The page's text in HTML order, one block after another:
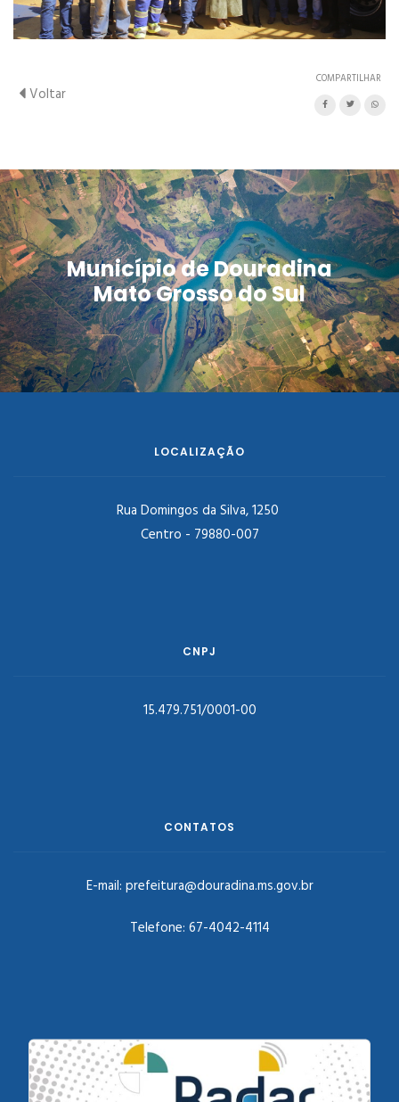
Voltar
COMPARTILHAR
Município de Douradina
Mato Grosso do Sul
LOCALIZAÇÃO
Rua Domingos da Silva, 1250
Centro - 79880-007
CNPJ
15.479.751/0001-00
CONTATOS
E-mail: prefeitura@douradina.ms.gov.br
Telefone: 67-4042-4114